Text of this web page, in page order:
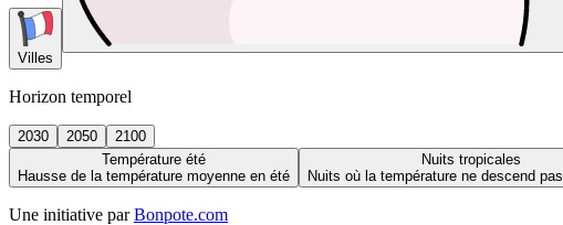
Villes
Horizon temporel
2030 2050
2100
Température été
Hausse de la température moyenne en été
Nuits tropicales
Nuits où la température ne descend
Une initiative par Bonpote.com